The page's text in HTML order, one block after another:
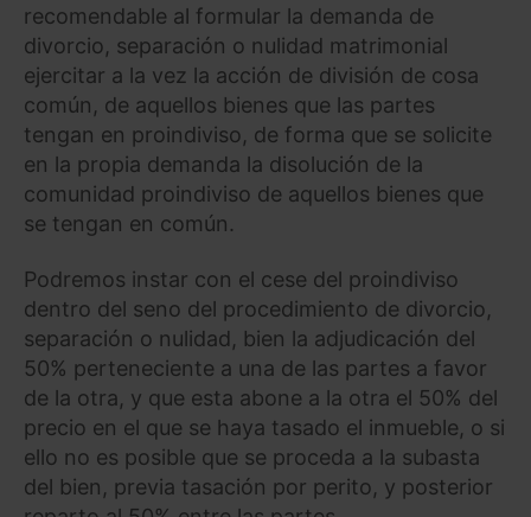
recomendable al formular la demanda de
divorcio, separación o nulidad matrimonial
ejercitar a la vez la acción de división de cosa
común, de aquellos bienes que las partes
tengan en proindiviso, de forma que se solicite
en la propia demanda la disolución de la
comunidad proindiviso de aquellos bienes que
se tengan en común.
Podremos instar con el cese del proindiviso
dentro del seno del procedimiento de divorcio,
separación o nulidad, bien la adjudicación del
50% perteneciente a una de las partes a favor
de la otra, y que esta abone a la otra el 50% del
precio en el que se haya tasado el inmueble, o si
ello no es posible que se proceda a la subasta
del bien, previa tasación por perito, y posterior